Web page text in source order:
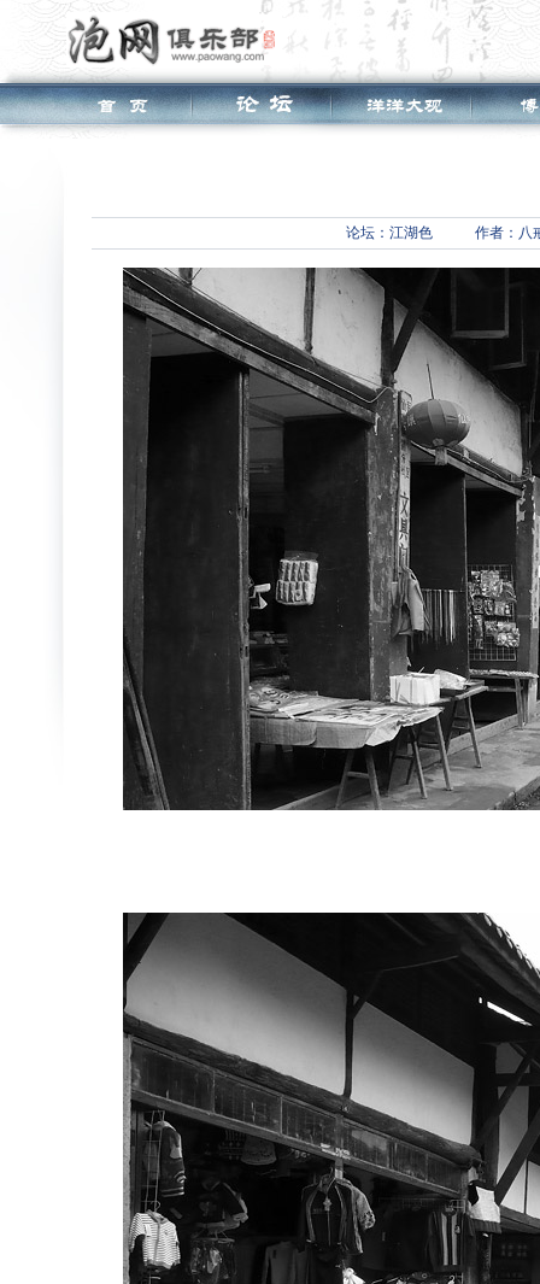
论坛： 江湖色 作者：八